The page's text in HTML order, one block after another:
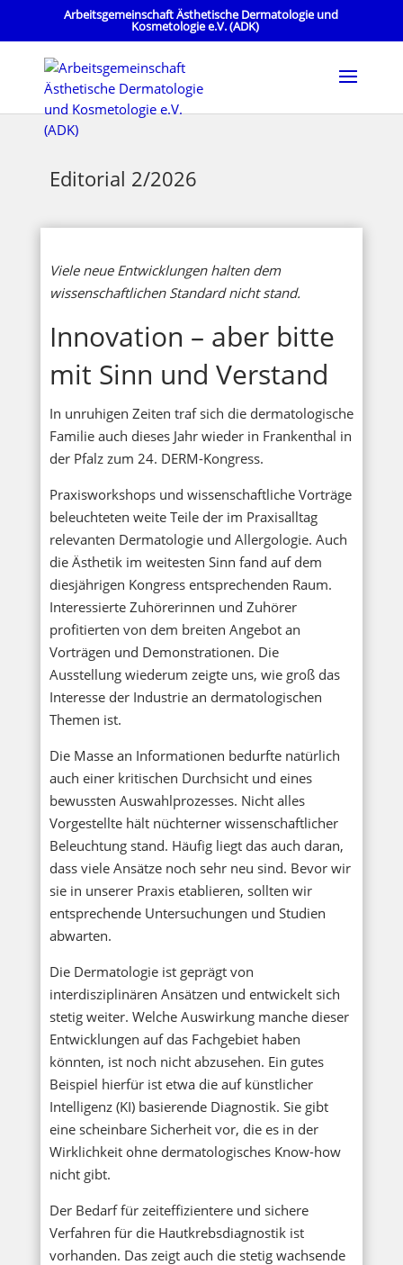
Arbeitsgemeinschaft Ästhetische Dermatologie und
Kosmetologie e.V. (ADK)
Editorial 2/2026
Viele neue Entwicklungen halten dem
wissenschaftlichen Standard nicht stand.
Innovation – aber bitte
mit Sinn und Verstand
In unruhigen Zeiten traf sich die dermatologische
Familie auch dieses Jahr wieder in Frankenthal in
der Pfalz zum 24. DERM-Kongress.
Praxisworkshops und wissenschaftliche Vorträge
beleuchteten weite Teile der im Praxisalltag
relevanten Dermatologie und Allergologie. Auch
die Ästhetik im weitesten Sinn fand auf dem
diesjährigen Kongress entsprechenden Raum.
Interessierte Zuhörerinnen und Zuhörer
profitierten von dem breiten Angebot an
Vorträgen und Demonstrationen. Die
Ausstellung wiederum zeigte uns, wie groß das
Interesse der Industrie an dermatologischen
Themen ist.
Die Masse an Informationen bedurfte natürlich
auch einer kritischen Durchsicht und eines
bewussten Auswahlprozesses. Nicht alles
Vorgestellte hält nüchterner wissenschaftlicher
Beleuchtung stand. Häufig liegt das auch daran,
dass viele Ansätze noch sehr neu sind. Bevor wir
sie in unserer Praxis etablieren, sollten wir
entsprechende Untersuchungen und Studien
abwarten.
Die Dermatologie ist geprägt von
interdisziplinären Ansätzen und entwickelt sich
stetig weiter. Welche Auswirkung manche dieser
Entwicklungen auf das Fachgebiet haben
könnten, ist noch nicht abzusehen. Ein gutes
Beispiel hierfür ist etwa die auf künstlicher
Intelligenz (KI) basierende Diagnostik. Sie gibt
eine scheinbare Sicherheit vor, die es in der
Wirklichkeit ohne dermatologisches Know-how
nicht gibt.
Der Bedarf für zeiteffizientere und sichere
Verfahren für die Hautkrebsdiagnostik ist
vorhanden. Das zeigt auch die stetig wachsende